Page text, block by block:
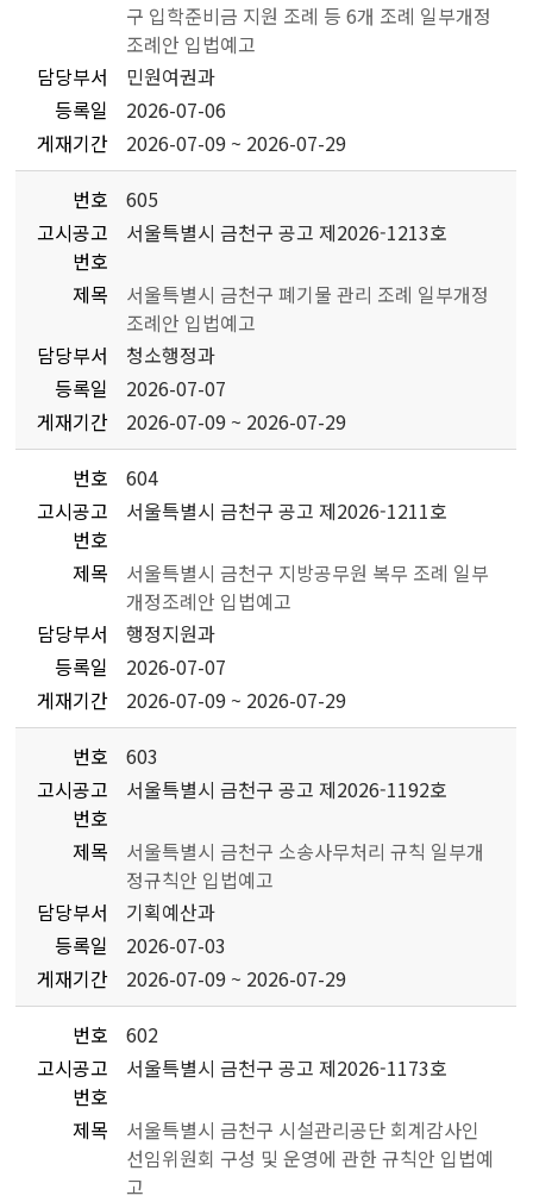
구 입학준비금 지원 조례 등 6개 조례 일부개정
조례안 입법예고
담당부서
민원여권과
등록일
2026-07-06
게재기간
2026-07-09 ~ 2026-07-29
번호
605
고시공고
번호
서울특별시 금천구 공고 제2026-1213호
제목
서울특별시 금천구 폐기물 관리 조례 일부개정
조례안 입법예고
담당부서
청소행정과
등록일
2026-07-07
게재기간
2026-07-09 ~ 2026-07-29
번호
604
고시공고
번호
서울특별시 금천구 공고 제2026-1211호
제목
서울특별시 금천구 지방공무원 복무 조례 일부
개정조례안 입법예고
담당부서
행정지원과
등록일
2026-07-07
게재기간
2026-07-09 ~ 2026-07-29
번호
603
고시공고
번호
서울특별시 금천구 공고 제2026-1192호
제목
서울특별시 금천구 소송사무처리 규칙 일부개
정규칙안 입법예고
담당부서
기획예산과
등록일
2026-07-03
게재기간
2026-07-09 ~ 2026-07-29
번호
602
고시공고
번호
서울특별시 금천구 공고 제2026-1173호
제목
서울특별시 금천구 시설관리공단 회계감사인
선임위원회 구성 및 운영에 관한 규칙안 입법예
고